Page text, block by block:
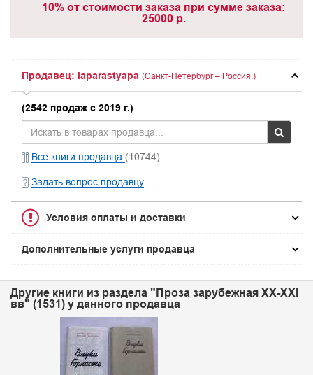
10% от стоимости заказа при сумме заказа:
25000 р.
Продавец: laparastyapa (Санкт-Петербург – Россия.)
(2542 продаж с 2019 г.)
Все книги продавца (10744)
Задать вопрос продавцу
Условия оплаты и доставки
Дополнительные услуги продавца
Другие книги из раздела "Проза зарубежная XX-XXI
вв" (1531) у данного продавца